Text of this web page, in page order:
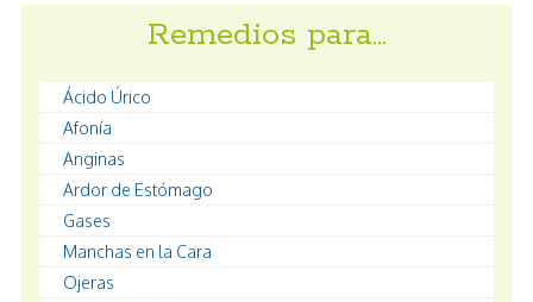
Remedios para…
Ácido Úrico
Afonía
Anginas
Ardor de Estómago
Gases
Manchas en la Cara
Ojeras